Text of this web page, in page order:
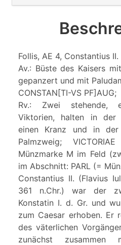
Follis, AE 4, Constantius II.
Av.: Büste des Kaisers
gepanzert und mit
CONSTAN[TI-VS PF]AUG;
Rv.: Zwei stehende,
Viktorien, halten in der
einen Kranz und in der
Palmzweig;
Münzmarke M im Feld
im Abschnitt: PARL (=
Constantius II. (Flavius
361 n.Chr.) war der
Konstatin I. d. Gr. und
zum Caesar erhoben. Er
des väterlichen
zunächst zusammen